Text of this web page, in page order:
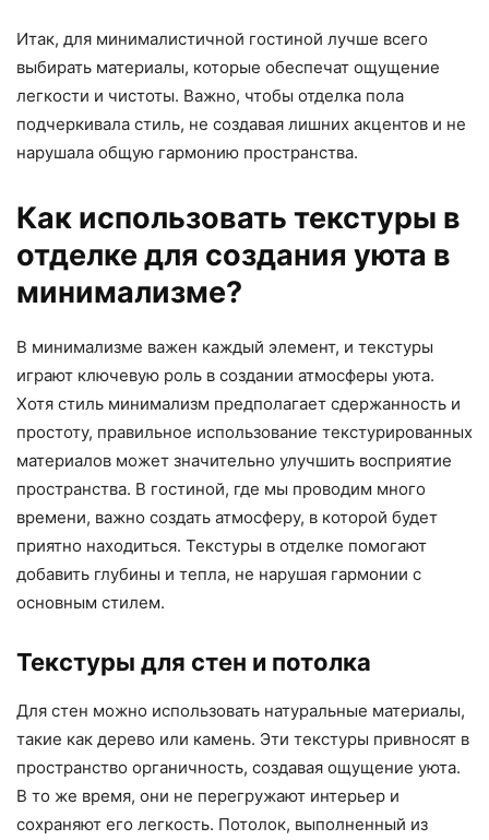
Итак, для минималистичной гостиной лучше всего
выбирать материалы, которые обеспечат ощущение
легкости и чистоты. Важно, чтобы отделка пола
подчеркивала стиль, не создавая лишних акцентов и не
нарушала общую гармонию пространства.
Как использовать текстуры в
отделке для создания уюта в
минимализме?
В минимализме важен каждый элемент, и текстуры
играют ключевую роль в создании атмосферы уюта.
Хотя стиль минимализм предполагает сдержанность и
простоту, правильное использование текстурированных
материалов может значительно улучшить восприятие
пространства. В гостиной, где мы проводим много
времени, важно создать атмосферу, в которой будет
приятно находиться. Текстуры в отделке помогают
добавить глубины и тепла, не нарушая гармонии с
основным стилем.
Текстуры для стен и потолка
Для стен можно использовать натуральные материалы,
такие как дерево или камень. Эти текстуры привносят в
пространство органичность, создавая ощущение уюта.
В то же время, они не перегружают интерьер и
сохраняют его легкость. Потолок, выполненный из